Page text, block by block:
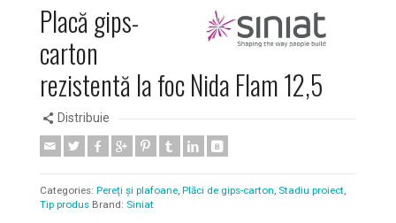
Placă gips-
carton
rezistentă la foc Nida Flam 12,5
Distribuie
Categories: Pereți și plafoane, Plăci de gips-carton, Stadiu proiect,
Tip produs Brand: Siniat